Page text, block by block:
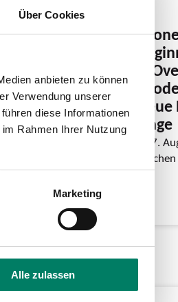
Über Cookies
anbieten zu können
Verwendung unserer
diese Informationen
Rahmen Ihrer Nutzung
Marketing
Alle zulassen
27.02.2026
Über 20
RB 25:
Haltepunkt
Vilkerath“,
Stationen, neue
Bahnübergänge
Vom 27. März bis 7.
auf der
Hansaring und...
WEITERLESEN